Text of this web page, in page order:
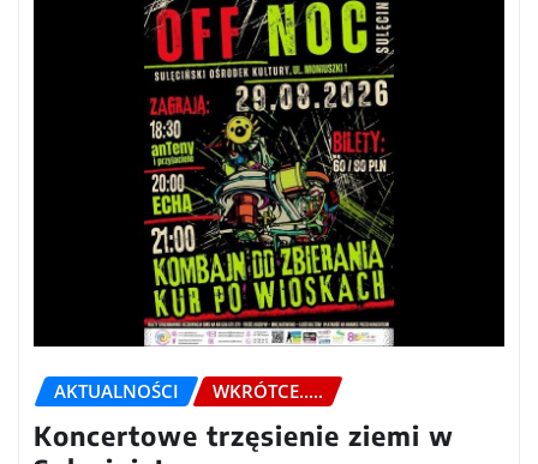
AKTUALNOŚCI WKRÓTCE.....
Koncertowe trzęsienie ziemi w